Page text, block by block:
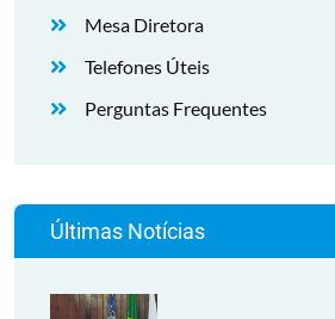
Mesa Diretora
Telefones Úteis
Perguntas Frequentes
Últimas Notícias